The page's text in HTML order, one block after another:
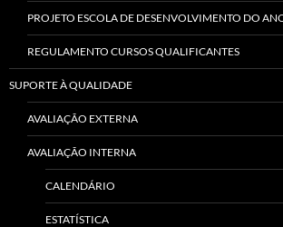
PROJETO ESCOLA DE DESENVOLVIMENTO DO
REGULAMENTO CURSOS QUALIFICANTES
SUPORTE À QUALIDADE
AVALIAÇÃO EXTERNA
AVALIAÇÃO INTERNA
CALENDÁRIO
ESTATÍSTICA